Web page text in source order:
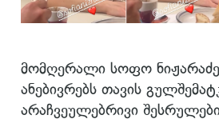
მომღერალი სოფო
ანებივრებს თავის
არაჩვეულებრივი